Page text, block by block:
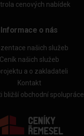
cenových nabídek
Informace o nás
našich služeb
Ceník našich služeb
a o zakladateli
Kontakt
bližší obchodní spolupráce